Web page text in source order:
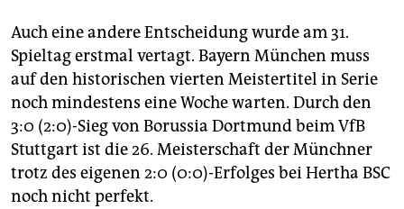
Auch eine andere Entscheidung wurde am 31.
Spieltag erstmal vertagt. Bayern München muss
auf den historischen vierten Meistertitel in Serie
noch mindestens eine Woche warten. Durch den
3:0 (2:0)-Sieg von Borussia Dortmund beim VfB
Stuttgart ist die 26. Meisterschaft der Münchner
trotz des eigenen 2:0 (0:0)-Erfolges bei Hertha BSC
noch nicht perfekt.